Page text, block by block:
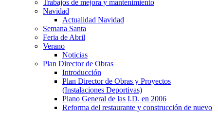
Trabajos de mejora y mantenimiento
Navidad
Actualidad Navidad
Semana Santa
Feria de Abril
Verano
Noticias
Plan Director de Obras
Introducción
Plan Director de Obras y Proyectos
(Instalaciones Deportivas)
Plano General de las I.D. en 2006
Reforma del restaurante y construcción de nuevo